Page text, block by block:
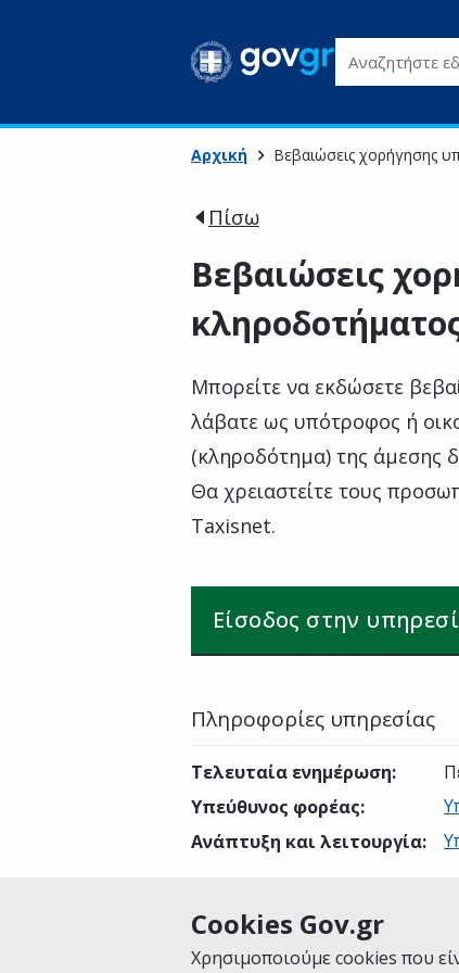
Cookies Gov.gr
Χρησιμοποιούμε cookies που
Αναζητήστε
Αρχική Βεβαιώσεις χορήγησης
Πίσω
Βεβαιώσεις
Μπορείτε να εκδώσετε
λάβατε ως υπότροφος ή
(κληροδότημα) της άμεσης
Θα χρειαστείτε τους
Taxisnet.
Είσοδος στην
Πληροφορίες υπηρεσίας
Τελευταία ενημέρωση:
Υπεύθυνος φορέας:
Ανάπτυξη και λειτουργία:
Είναι χρήσιμη αυτή η